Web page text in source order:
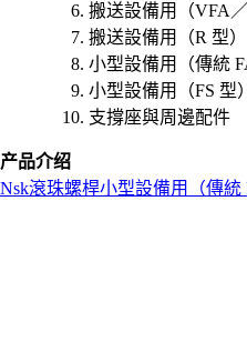
搬送設備用（VFA／
搬送設備用（R 型）
小型設備用（傳統
小型設備用（FS 型）
支撐座與周邊配件
产品介绍
Nsk滾珠螺桿小型設備用（傳統